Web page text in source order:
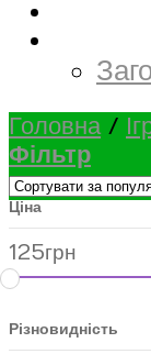
Головна /
Фільтр
Ціна
125грн
Різновидність